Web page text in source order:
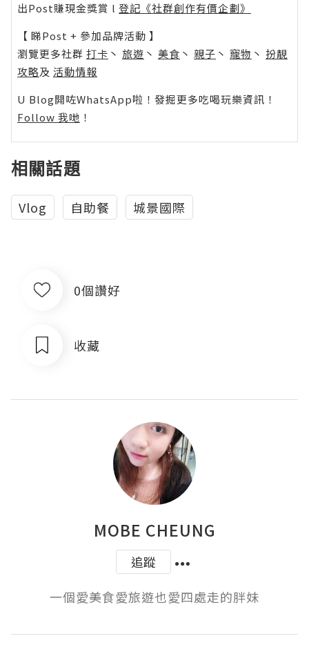
出Post賺現金獎賞 l 登記《社群創作有價企劃》
【 睇Post + 參加品牌活動 】
瀏覽更多社群 打卡 丶 旅遊 丶 美食 丶 親子 丶 寵物 丶 扮靚
攻略及 活動情報
U Blog開咗WhatsApp啦！發掘更多吃喝玩樂資訊！
Follow 我哋 ！
相關話題
Vlog 自助餐 城景國際
0個讚好
收藏
MOBE CHEUNG
追蹤
一個愛美食愛旅遊也愛四處走的胖妹